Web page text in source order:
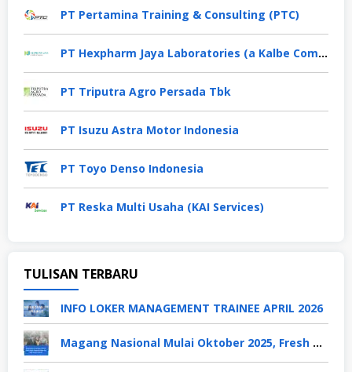
PT Pertamina Training & Consulting (PTC)
PT Hexpharm Jaya Laboratories (a Kalbe Company)
PT Triputra Agro Persada Tbk
PT Isuzu Astra Motor Indonesia
PT Toyo Denso Indonesia
PT Reska Multi Usaha (KAI Services)
TULISAN TERBARU
INFO LOKER MANAGEMENT TRAINEE APRIL 2026
Magang Nasional Mulai Oktober 2025, Fresh Graduate Dapat Gaji UMP Selama 6 Bulan